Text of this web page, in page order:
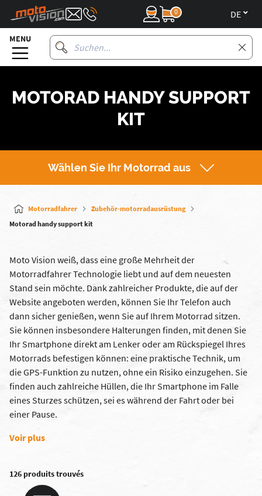
0
MENU
MOTORAD HANDY SUPPORT
KIT
Wählen Sie Ihr Motorrad aus
Motorradfahrer
Zubehör-motorradausrüstung
Motorad handy support kit
Moto Vision weiß, dass eine große Mehrheit der
Motorradfahrer Technologie liebt und auf dem neuesten
Stand sein möchte. Dank zahlreicher Produkte, die auf der
Website angeboten werden, können Sie Ihr Telefon auch
dann sicher genießen, wenn Sie auf Ihrem Motorrad sitzen.
Sie können insbesondere Halterungen finden, mit denen Sie
Ihr Smartphone direkt am Lenker oder am Rückspiegel Ihres
Motorrads befestigen können: eine praktische Technik, um
die GPS-Funktion zu nutzen, ohne ein Risiko einzugehen. Sie
finden auch zahlreiche Hüllen, die Ihr Smartphone im Falle
eines Sturzes schützen, sei es während der Fahrt oder bei
einer Pause.
Voir plus
126 produits trouvés